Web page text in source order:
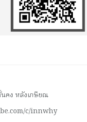
นคง หลังเกษียณ
c/innwhy